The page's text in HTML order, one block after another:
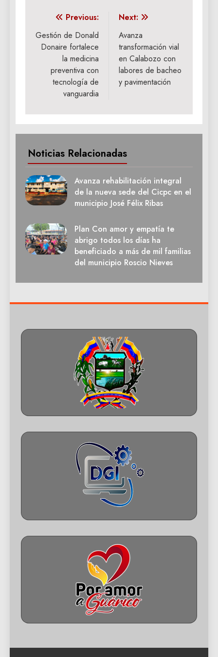
Navegación
de
entradas
Previous:
Gestión de Donald
Donaire fortalece
la medicina
preventiva con
tecnología de
vanguardia
Next:
Avanza
transformación vial
en Calabozo con
labores de bacheo
y pavimentación
Noticias Relacionadas
Avanza rehabilitación integral
de la nueva sede del Cicpc en el
municipio José Félix Ribas
Plan Con amor y empatía te
abrigo todos los días ha
beneficiado a más de mil familias
del municipio Roscio Nieves